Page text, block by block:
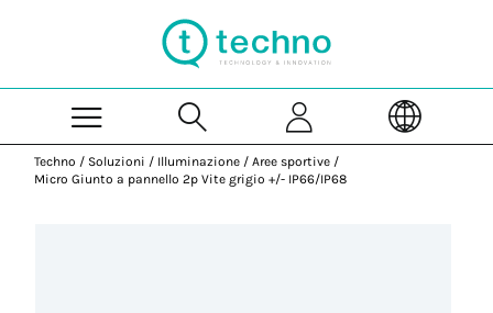
Techno / Soluzioni / Illuminazione / Aree sportive /
Micro Giunto a pannello 2p Vite grigio +/- IP66/IP68